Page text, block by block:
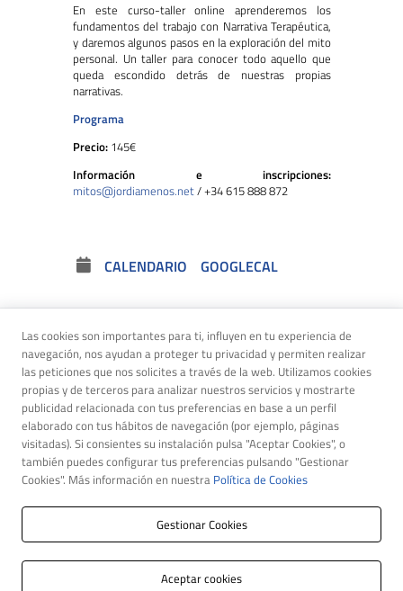
En este curso-taller online aprenderemos los
fundamentos del trabajo con Narrativa Terapéutica,
y daremos algunos pasos en la exploración del mito
personal. Un taller para conocer todo aquello que
queda escondido detrás de nuestras propias
narrativas.
Programa
Precio: 145€
Información e inscripciones:
mitos@jordiamenos.net/ +34 615 888 872
CALENDARIO GOOGLECAL
©2026 Jordi Amenós | Todos los derechos reservados
Las cookies son importantes para ti, influyen en tu experiencia de
navegación, nos ayudan a proteger tu privacidad y permiten realizar
las peticiones que nos solicites a través de la web. Utilizamos cookies
propias y de terceros para analizar nuestros servicios y mostrarte
publicidad relacionada con tus preferencias en base a un perfil
elaborado con tus hábitos de navegación (por ejemplo, páginas
visitadas). Si consientes su instalación pulsa "Aceptar Cookies", o
también puedes configurar tus preferencias pulsando "Gestionar
Cookies". Más información en nuestra Política de Cookies
Gestionar Cookies
Aceptar cookies